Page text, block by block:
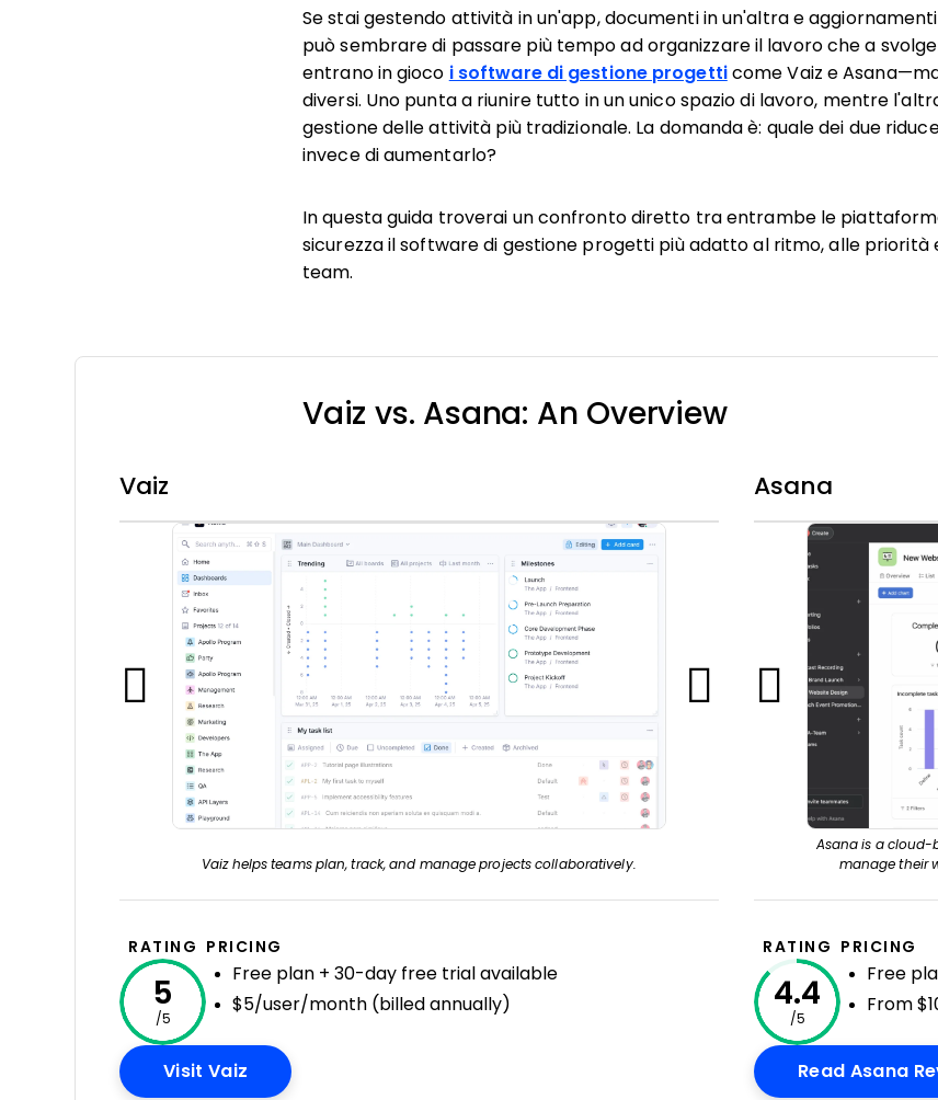
Se stai gestendo attività in un'app, documenti in un'altra e
può sembrare di passare più tempo ad organizzare il lavoro che a
entrano in gioco i software di gestione progetticome Vaiz e
diversi. Uno punta a riunire tutto in un unico spazio di lavoro, mentre
gestione delle attività più tradizionale. La domanda è: quale dei due
invece di aumentarlo?
In questa guida troverai un confronto diretto tra entrambe le
sicurezza il software di gestione progetti più adatto al ritmo, alle priorità
team.
Vaiz vs. Asana: An Overview
Vaiz
Vaiz helps teams plan, track, and manage projects collaboratively.
RATING
5
/5
PRICING
Free plan + 30-day free trial available
$5/user/month (billed annually)
Visit Vaiz Opens New Window
Asana
Asana is a cloud-
manage their
RATING
4.4
/5
PRICING
Free
From
Read Asana